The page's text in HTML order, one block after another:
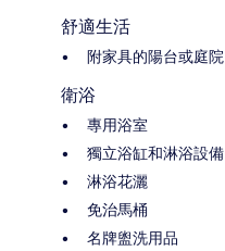
舒適生活
附家具的陽台或庭院
衛浴
專用浴室
獨立浴缸和淋浴設備
淋浴花灑
免治馬桶
名牌盥洗用品